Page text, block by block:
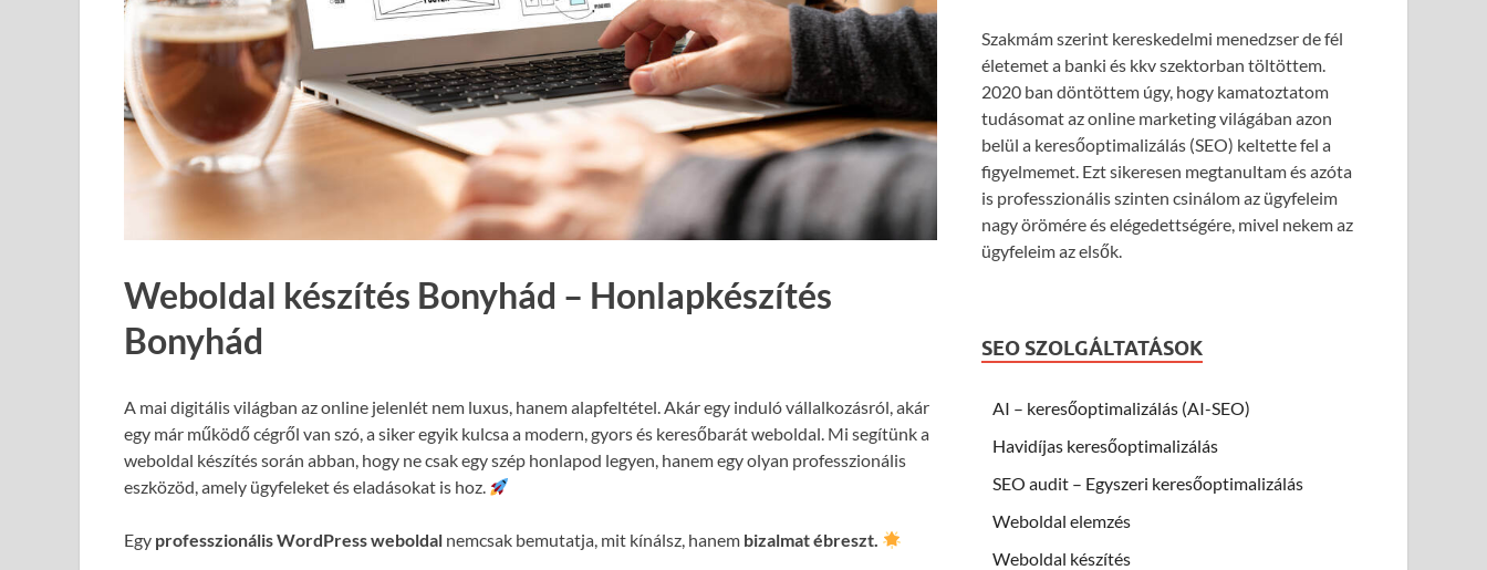
Weboldal készítés Bonyhád – Honlapkészítés
Bonyhád
A mai digitális világban az online jelenlét nem luxus, hanem alapfeltétel. Akár egy induló vállalkozásról, akár
egy már működő cégről van szó, a siker egyik kulcsa a modern, gyors és keresőbarát weboldal. Mi segítünk a
weboldal készítés során abban, hogy ne csak egy szép honlapod legyen, hanem egy olyan professzionális
eszközöd, amely ügyfeleket és eladásokat is hoz.
Egy professzionális WordPress weboldal nemcsak bemutatja, mit kínálsz, hanem bizalmat ébreszt.
Szakmám szerint kereskedelmi menedzser de fél
életemet a banki és kkv szektorban töltöttem.
2020 ban döntöttem úgy, hogy kamatoztatom
tudásomat az online marketing világában azon
belül a keresőoptimalizálás (SEO) keltette fel a
figyelmemet. Ezt sikeresen megtanultam és azóta
is professzionális szinten csinálom az ügyfeleim
nagy örömére és elégedettségére, mivel nekem az
ügyfeleim az elsők.
SEO SZOLGÁLTATÁSOK
AI – keresőoptimalizálás (AI-SEO)
Havidíjas keresőoptimalizálás
SEO audit – Egyszeri keresőoptimalizálás
Weboldal elemzés
Weboldal készítés